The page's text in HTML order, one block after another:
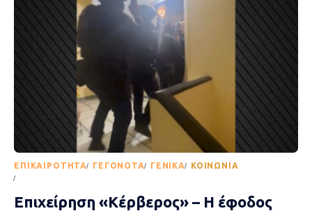
EΠΙΚΑΙΡΌΤΗΤΑ ΓΕΓΟΝΌΤΑ ΓΕΝΙΚΆ
ΚΟΙΝΩΝΊΑ
Επιχείρηση «Κέρβερος» – Η έφοδος